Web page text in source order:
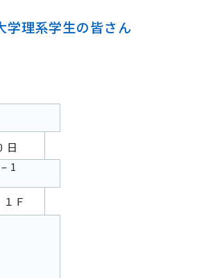
学理系学生の皆さん
日
1
Ｆ